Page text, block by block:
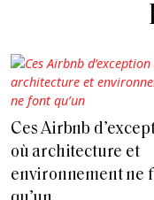
Ces Airbnb
où architecture et
environnement ne